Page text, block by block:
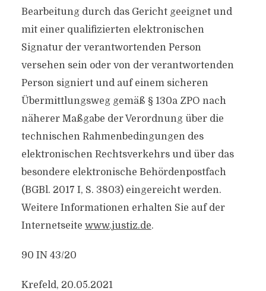
Bearbeitung durch das Gericht geeignet und
mit einer qualifizierten elektronischen
Signatur der verantwortenden Person
versehen sein oder von der verantwortenden
Person signiert und auf einem sicheren
Übermittlungsweg gemäß § 130a ZPO nach
näherer Maßgabe der Verordnung über die
technischen Rahmenbedingungen des
elektronischen Rechtsverkehrs und über das
besondere elektronische Behördenpostfach
(BGBl. 2017 I, S. 3803) eingereicht werden.
Weitere Informationen erhalten Sie auf der
Internetseite www.justiz.de.
90 IN 43/20
Krefeld, 20.05.2021